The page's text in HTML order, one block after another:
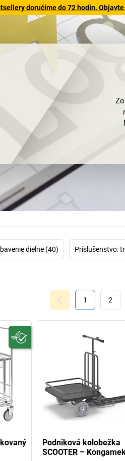
doručíme do 72 hodín.
dielne (40) Príslušenstvo:
1 2
Podniková kolobežka
SCOOTER –